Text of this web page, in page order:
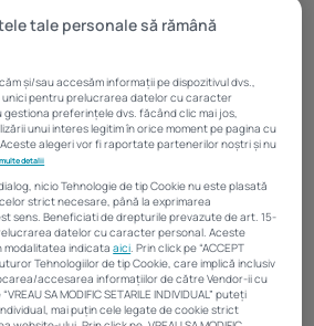
an s-au vândut, la nivel național,
14.000 în plus față de numărul
tale personale să rămână
și/sau accesăm informații pe dispozitivul dvs.,
pentru prelucrarea datelor cu caracter
preferințele dvs. făcând clic mai jos,
unui interes legitim în orice moment pe pagina cu
alegeri vor fi raportate partenerilor noștri și nu
detalii
nicio Tehnologie de tip Cookie nu este plasată
strict necesare, până la exprimarea
sens. Beneficiati de drepturile prevazute de art. 15-
datelor cu caracter personal. Aceste
modalitatea indicataaici. Prin click pe “ACCEPT
Tehnologiilor de tip Cookie, care implică inclusiv
accesarea informațiilor de către Vendor-ii cu
SA MODIFIC SETARILE INDIVIDUAL” puteți
mai puțin cele legate de cookie strict